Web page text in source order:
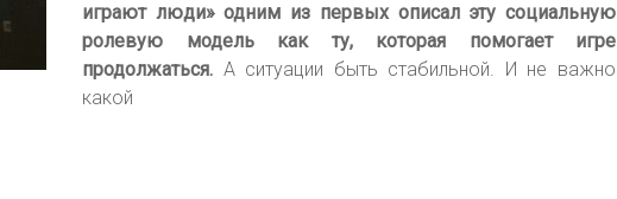
играют люди» одним из первых описал эту социальную
ролевую модель как ту, которая помогает игре
продолжаться. А ситуации быть стабильной. И не важно
какой